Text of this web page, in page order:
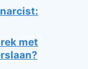
met